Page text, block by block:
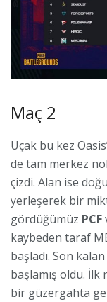
Maç 2
Uçak bu kez
de tam merkez
çizdi. Alan ise
yerleşerek bir
gördüğümüz PCF
kaybeden taraf
başladı. Son
başlamış oldu.
bir güzergahta